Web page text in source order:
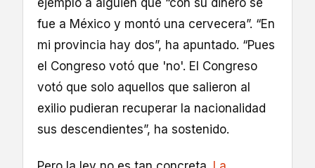
fue a México y montó una cervecera”. “En
mi provincia hay dos”, ha apuntado. “Pues
el Congreso votó que 'no'. El Congreso
votó que solo aquellos que salieron al
exilio pudieran recuperar la nacionalidad
sus descendientes”, ha sostenido.